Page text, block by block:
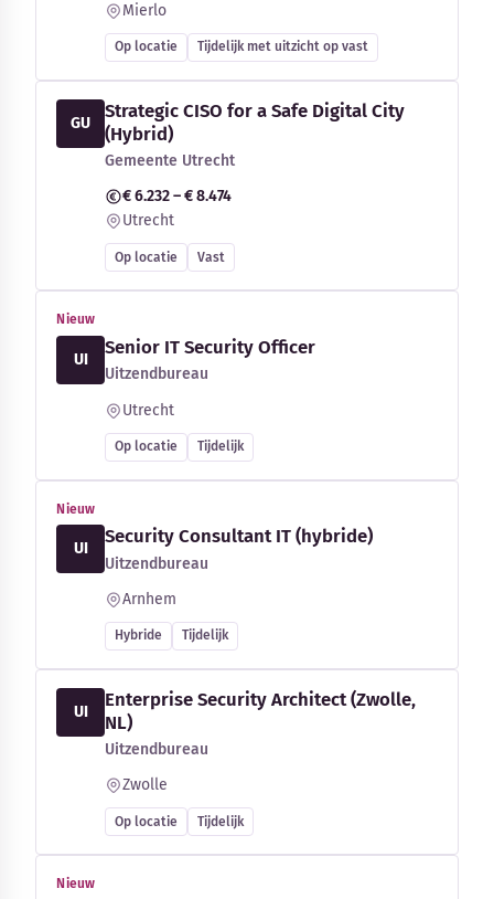
Mierlo
Op locatie Tijdelijk met uitzicht op vast
GU
Strategic CISO for a Safe Digital City
(Hybrid)
Gemeente Utrecht
€ 6.232 – € 8.474
Utrecht
Op locatie Vast
Nieuw
UI
Senior IT Security Officer
Uitzendbureau
Utrecht
Op locatie Tijdelijk
Nieuw
UI
Security Consultant IT (hybride)
Uitzendbureau
Arnhem
Hybride Tijdelijk
UI
Enterprise Security Architect (Zwolle,
NL)
Uitzendbureau
Zwolle
Op locatie Tijdelijk
Nieuw